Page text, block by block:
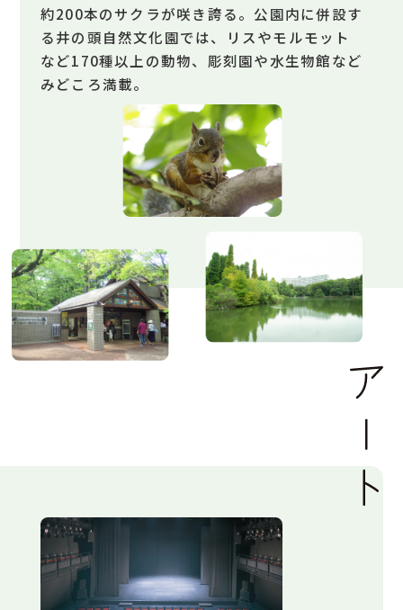
約200本のサクラが咲き誇る。公園内に併設す
る井の頭自然文化園では、リスやモルモット
など170種以上の動物、彫刻園や⽔生物館など
みどころ満載。